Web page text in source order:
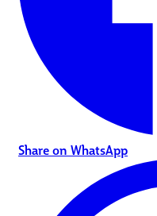
Share on WhatsApp